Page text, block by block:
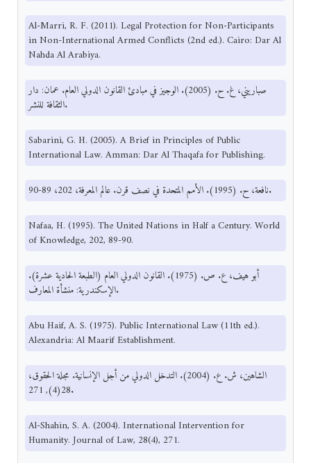
Al-Marri, R. F. (2011). Legal Protection for Non-Participants
in Non-International Armed Conflicts (2nd ed.). Cairo: Dar Al
Nahda Al Arabiya.
صباريني، غ. ح. (2005). الوجيز في مبادئ القانون الدولي العام. عمان: دار
الثقافة للنشر.
Sabarini, G. H. (2005). A Brief in Principles of Public
International Law. Amman: Dar Al Thaqafa for Publishing.
نافعة، ح. (1995). الأمم المتحدة في نصف قرن. عالم المعرفة، 202، 89-90.
Nafaa, H. (1995). The United Nations in Half a Century. World
of Knowledge, 202, 89-90.
أبو هيف، ع. ص. (1975). القانون الدولي العام (الطبعة الحادية عشرة).
الإسكندرية: منشأة المعارف.
Abu Haif, A. S. (1975). Public International Law (11th ed.).
Alexandria: Al Maarif Establishment.
الشاهين، ش. ع. (2004). التدخل الدولي من أجل الإنسانية. مجلة الحقوق،
28(4), 271.
Al-Shahin, S. A. (2004). International Intervention for
Humanity. Journal of Law, 28(4), 271.